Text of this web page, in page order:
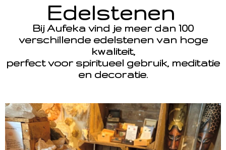
Edelstenen
Bij Aufeka vind je meer dan 100
verschillende edelstenen van hoge
kwaliteit,
perfect voor spiritueel gebruik, meditatie
en decoratie.